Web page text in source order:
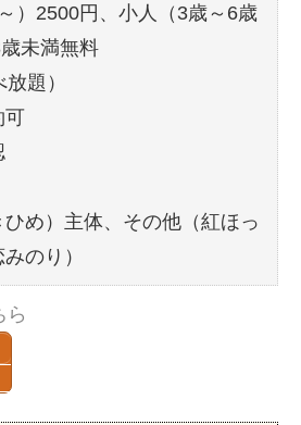
）2500円、小人（3歳～6歳
未満無料
題）
可
め）主体、その他（紅ほっ
のり）
ら